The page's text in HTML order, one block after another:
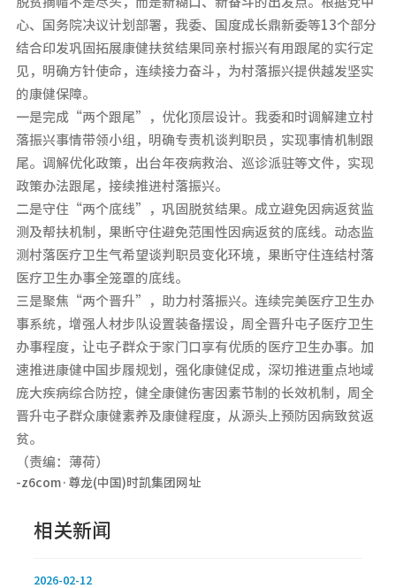
心、国务院决议计划部署，我委、国度成长鼎新委等13个部分
结合印发巩固拓展康健扶贫结果同亲村振兴有用跟尾的实行定
见，明确方针使命，连续接力奋斗，为村落振兴提供越发坚实
的康健保障。
一是完成“两个跟尾”，优化顶层设计。我委和时调解建立村
落振兴事情带领小组，明确专责机谈判职员，实现事情机制跟
尾。调解优化政策，出台年夜病救治、巡诊派驻等文件，实现
政策办法跟尾，接续推进村落振兴。
二是守住“两个底线”，巩固脱贫结果。成立避免因病返贫监
测及帮扶机制，果断守住避免范围性因病返贫的底线。动态监
测村落医疗卫生气希望谈判职员变化环境，果断守住连结村落
医疗卫生办事全笼罩的底线。
三是聚焦“两个晋升”，助力村落振兴。连续完美医疗卫生办
事系统，增强人材步队设置装备摆设，周全晋升屯子医疗卫生
办事程度，让屯子群众于家门口享有优质的医疗卫生办事。加
速推进康健中国步履规划，强化康健促成，深切推进重点地域
庞大疾病综合防控，健全康健伤害因素节制的长效机制，周全
晋升屯子群众康健素养及康健程度，从源头上预防因病致贫返
贫。
（责编：薄荷）
-z6com·尊龙(中国)时凯集团网址
相关新闻
2026-02-12